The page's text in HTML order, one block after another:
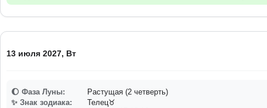
13 июля 2027, Вт
🌔 Фаза Луны:
Растущая (2 четверть)
✨ Знак зодиака:
Телец♉